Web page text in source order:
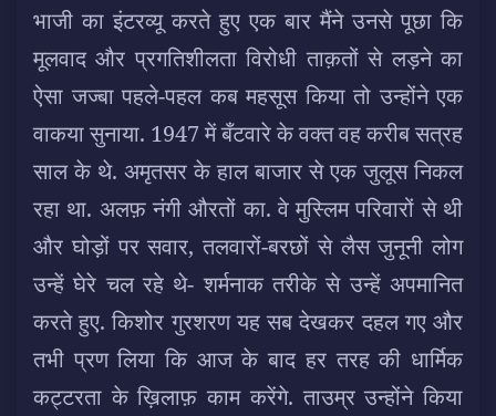
भाजी का इंटरव्यू करते हुए एक बार मैंने उनसे पूछा कि
मूलवाद और प्रगतिशीलता विरोधी ताक़तों से लड़ने का
ऐसा जज्बा पहले-पहल कब महसूस किया तो उन्होंने एक
वाकया सुनाया. 1947 में बँटवारे के वक्त वह करीब सत्रह
साल के थे. अमृतसर के हाल बाजार से एक जुलूस निकल
रहा था. अलफ़ नंगी औरतों का. वे मुस्लिम परिवारों से थी
और घोड़ों पर सवार, तलवारों-बरछों से लैस जुनूनी लोग
उन्हें घेरे चल रहे थे- शर्मनाक तरीके से उन्हें अपमानित
करते हुए. किशोर गुरशरण यह सब देखकर दहल गए और
तभी प्रण लिया कि आज के बाद हर तरह की धार्मिक
कट्टरता के ख़िलाफ़ काम करेंगे. ताउम्र उन्होंने किया